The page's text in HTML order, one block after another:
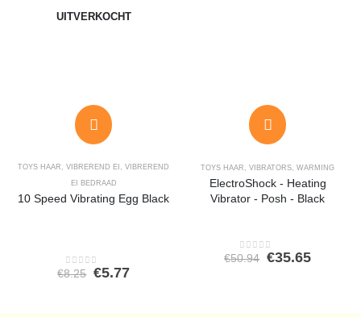
UITVERKOCHT
TOYS HAAR , VIBREREND EI , VIBREREND
EI BEDRAAD
10 Speed Vibrating Egg Black
0out of 5
€8.25 Oorspronkelijke
€5.77Huidige
TOYS HAAR , VIBRATORS, WARMING
ElectroShock - Heating
Vibrator - Posh - Black
0out of 5
€50.94 €35.65